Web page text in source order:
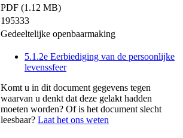
PDF (1.12 MB)
195333
Gedeeltelijke openbaarmaking
5.1.2e Eerbiediging van de persoonlijke
levenssfeer
Komt u in dit document gegevens tegen
waarvan u denkt dat deze gelakt hadden
moeten worden? Of is het document slecht
leesbaar? Laat het ons weten